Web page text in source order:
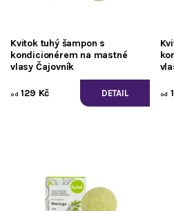
Kvitok tuhý šampon s
kondicionérem na mastné
vlasy Čajovník
od 129 Kč DETAIL od